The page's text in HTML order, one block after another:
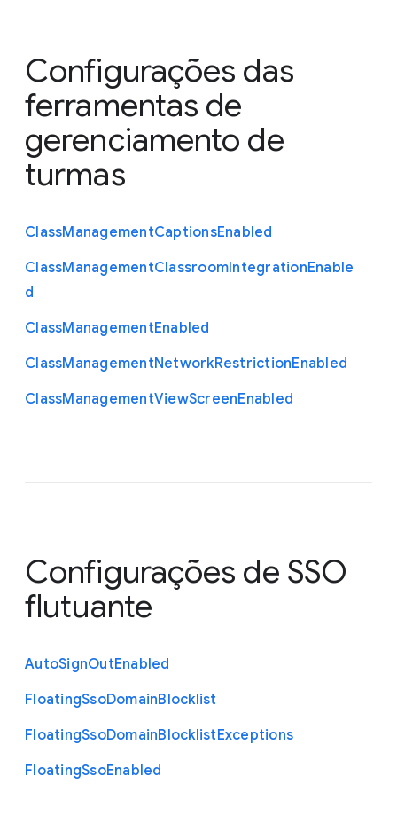
Configurações das
ferramentas de
gerenciamento de
turmas
ClassManagementCaptionsEnabled
ClassManagementClassroomIntegrationEnable
d
ClassManagementEnabled
ClassManagementNetworkRestrictionEnabled
ClassManagementViewScreenEnabled
Configurações de SSO
flutuante
AutoSignOutEnabled
FloatingSsoDomainBlocklist
FloatingSsoDomainBlocklistExceptions
FloatingSsoEnabled